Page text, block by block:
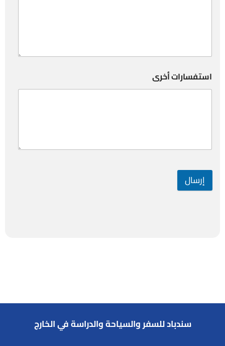
استفسارات أخرى
إرسال
سندباد للسفر والسياحة والدراسة في الخارج